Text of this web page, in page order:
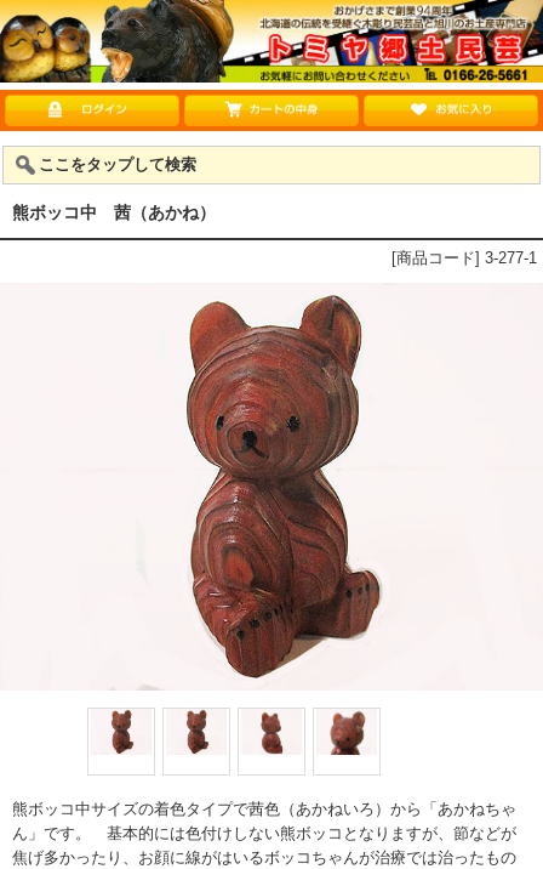
ここをタップして検索
熊ボッコ中 茜（あかね）
[商品コード] 3-277-1
熊ボッコ中サイズの着色タイプで茜色（あかねいろ）から「あかねちゃ
ん」です。 基本的には色付けしない熊ボッコとなりますが、節などが
焦げ多かったり、お顔に線がはいるボッコちゃんが治療では治ったもの